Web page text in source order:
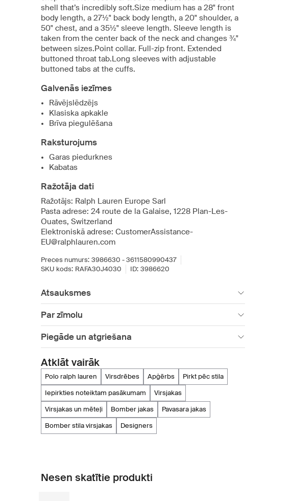
shell that’s incredibly soft.Size medium has a 28" front
body length, a 27½" back body length, a 20" shoulder, a
50" chest, and a 35½" sleeve length. Sleeve length is
taken from the center back of the neck and changes ¾"
between sizes.Point collar. Full-zip front. Extended
buttoned throat tab.Long sleeves with adjustable
buttoned tabs at the cuffs.
Galvenās iezīmes
Rāvējslēdzējs
Klasiska apkakle
Brīva piegulēšana
Raksturojums
Garas piedurknes
Kabatas
Ražotāja dati
Ražotājs: Ralph Lauren Europe Sarl
Pasta adrese: 24 route de la Galaise, 1228 Plan-Les-
Ouates, Switzerland
Elektroniskā adrese: CustomerAssistance-
EU@ralphlauren.com
Preces numurs: 3986630 - 3611580990437
SKU kods: RAFA30J4030 ID: 3986620
Atsauksmes
Par zīmolu
Piegāde un atgriešana
Atklāt vairāk
polo ralph lauren virsdrēbes apģērbs
pirkt pēc stila
iepirkties noteiktam pasākumam
virsjakas
virsjakas un mēteļi
bomber jakas
pavasara jakas
bomber stila virsjakas
designers
Nesen skatītie produkti